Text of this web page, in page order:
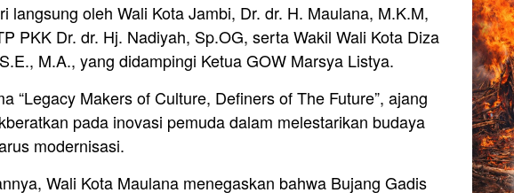
langsung oleh Wali Kota Jambi, Dr. dr. H. Maulana, M.K.M,
PKK Dr. dr. Hj. Nadiyah, Sp.OG, serta Wakil Wali Kota Diza
M.A., yang didampingi Ketua GOW Marsya Listya.
“Legacy Makers of Culture, Definers of The Future”, ajang
pada inovasi pemuda dalam melestarikan budaya
modernisasi.
Wali Kota Maulana menegaskan bahwa Bujang Gadis